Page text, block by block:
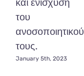
του
ανοσοποιητικού
τους.
January 5th, 2023